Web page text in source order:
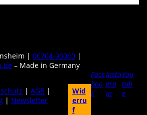
| 06704-93040 |
– Made in Germany
| AGB |
| Newsletter
Wid
erru
f
Face
boo
k
Insta
gra
m
You
tub
e